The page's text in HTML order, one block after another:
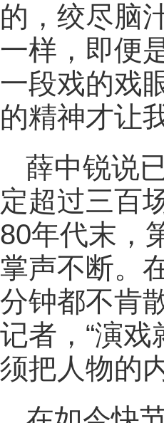
的，绞尽脑
一样，即便
一段戏的戏
的精神才让
薛中锐说
定超过三百
80年代末，
掌声不断。
分钟都不肯
记者，“演
须把人物的